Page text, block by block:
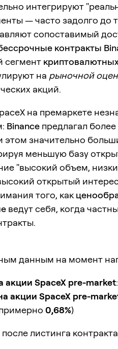
интегрируют
— часто задолго до
сопоставимый
контракты
сегмент криптовалютных
на рыночной
акций.
на премаркете
Binance предлагал
этом значительно
меньшую базу
"высокий объем,
открытый
того, как
ведут себя, когда
данным на момент
акции SpaceX pre-market:
акции SpaceX pre-
0,68%)
листинга